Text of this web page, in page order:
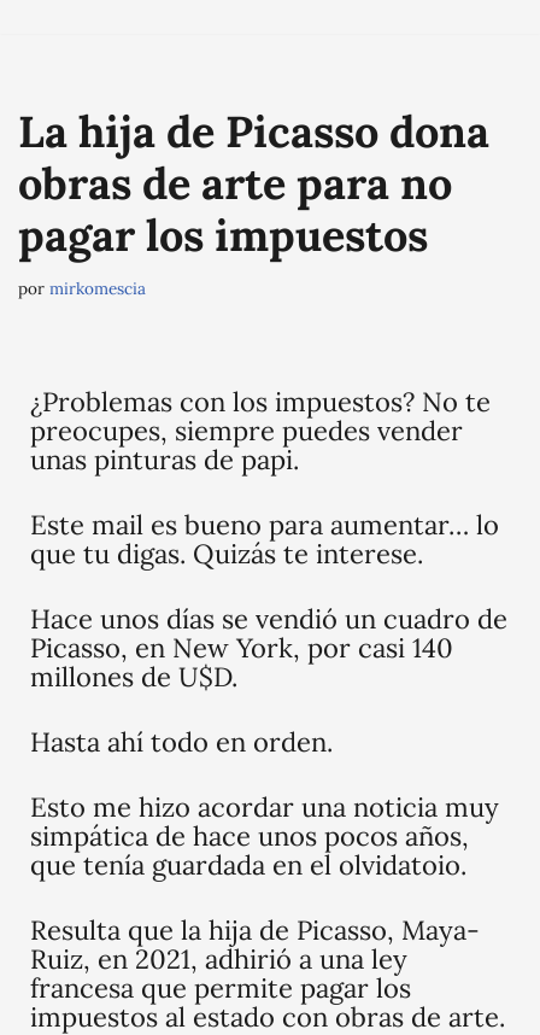
contenido
La hija de Picasso dona
obras de arte para no
pagar los impuestos
por mirkomescia
¿Problemas con los impuestos? No te
preocupes, siempre puedes vender
unas pinturas de papi.
Este mail es bueno para aumentar… lo
que tu digas. Quizás te interese.
Hace unos días se vendió un cuadro de
Picasso, en New York, por casi 140
millones de U$D.
Hasta ahí todo en orden.
Esto me hizo acordar una noticia muy
simpática de hace unos pocos años,
que tenía guardada en el olvidatoio.
Resulta que la hija de Picasso, Maya-
Ruiz, en 2021, adhirió a una ley
francesa que permite pagar los
impuestos al estado con obras de arte.